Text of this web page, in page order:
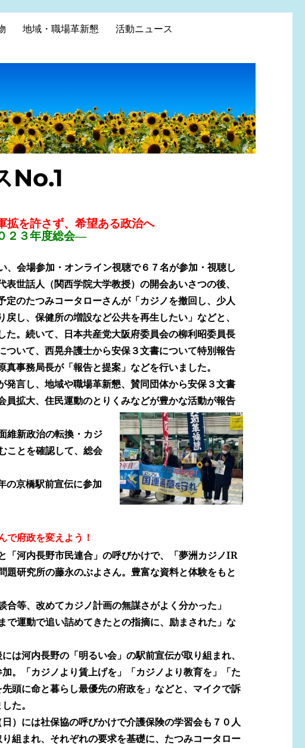
地域・職場革新懇 活動ニュース
No.1
拡を許さず、希望ある政治へ
２３年度総会―
、会場参加・オンライン視聴で６７名が参加・視聴し
表世話人（関西学院大学教授）の開会あいさつの後、
定のたつみコータローさんが「カジノを撤回し、少人
戻し、保健所の増設など公共を再生したい」などと、
た。続いて、日本共産党大阪府委員会の柳利昭委員長
ついて、西晃弁護士から安保３文書について特別報告
真事務局長が「報告と提案」などを行いました。
発言し、地域や職場革新懇、賛同団体から安保３文書
員拡大、住民運動のとりくみなどが豊かな活動が報告
維新政治の転換・カジ
ことを確認して、総会
の京橋駅前宣伝に参加
で府政を変えよう！
「河内長野市民連合」の呼びかけで、「夢洲カジノIR
研究所の藤永のぶよさん。豊富な資料と体験をもと
等、改めてカジノ計画の無謀さがよく分かった」
で運動で追い詰めてきたとの指摘に、励まされた」な
は河内長野の「明るい会」の駅前宣伝が取り組まれ、
加。「カジノより賃上げを」「カジノより教育を」「た
頭に命と暮らし最優先の府政を」などと、マイクで訴
た。
）には社保協の呼びかけで介護保険の学習会も７０人
組まれ、それぞれの要求を基礎に、たつみコータロー